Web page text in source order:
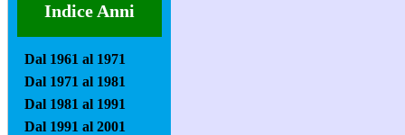
Indice Anni
Dal 1961 al 1971
Dal 1971 al 1981
Dal 1981 al 1991
Dal 1991 al 2001